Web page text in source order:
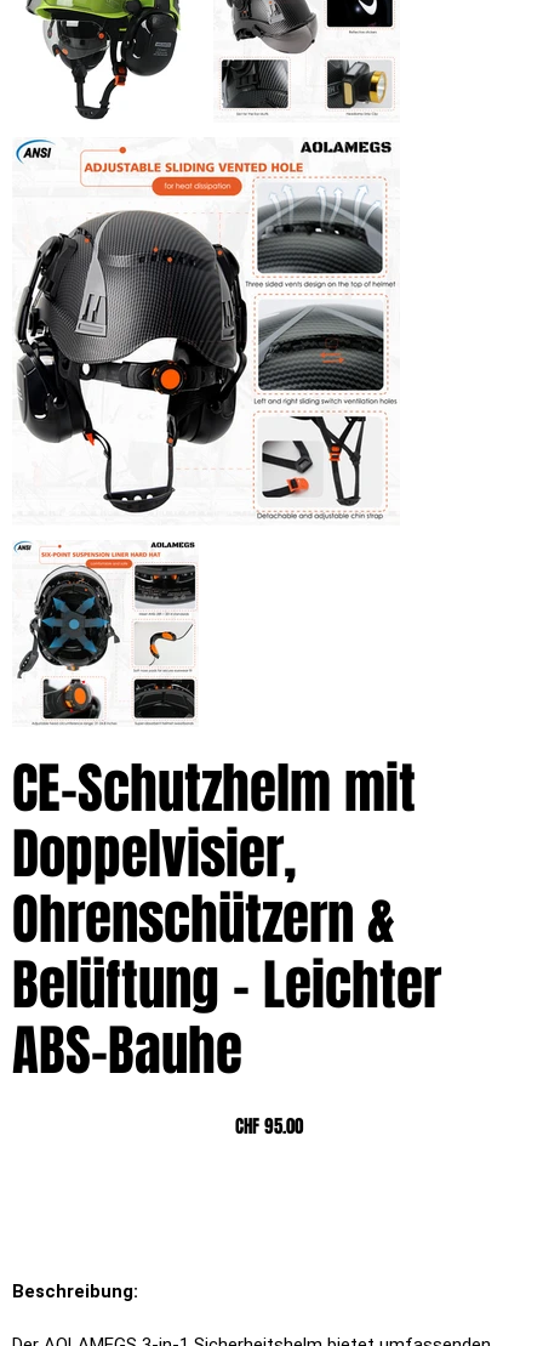
CE-Schutzhelm mit
Doppelvisier,
Ohrenschützern &
Belüftung – Leichter
ABS-Bauhe
Preis
CHF 95.00
Beschreibung: